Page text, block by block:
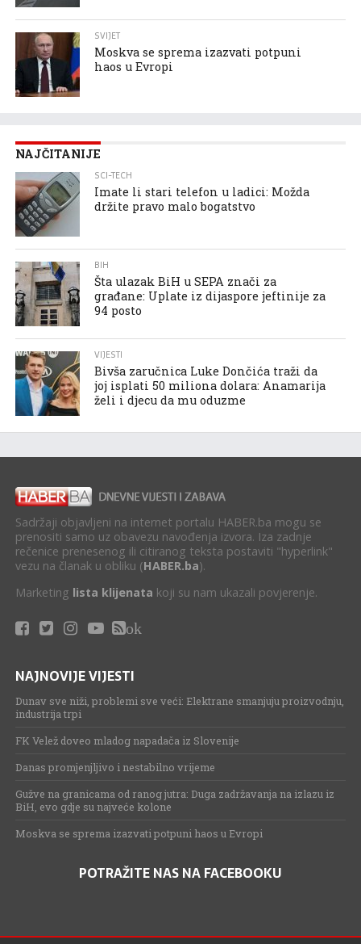
SVIJET
Moskva se sprema izazvati potpuni
haos u Evropi
NAJČITANIJE
SCI-TECH
Imate li stari telefon u ladici: Možda
držite pravo malo bogatstvo
BIH
Šta ulazak BiH u SEPA znači za
građane: Uplate iz dijaspore jeftinije za
94 posto
VIJESTI
Bivša zaručnica Luke Dončića traži da
joj isplati 50 miliona dolara: Anamarija
želi i djecu da mu oduzme
Sadržaji objavljeni na internet portalu HABER.ba mogu se
prenositi samo uz obavezu navođenja izvora. Iza zadnje
rečenice prenesenog ili citiranog teksta postaviti "hyperlink"
vezu na članak u obliku (HABER.ba).
Marketing lista klijenata koji su nam ukazali povjerenje.
ok
NAJNOVIJE VIJESTI
Dunav sve niži, problemi sve veći: Elektrane smanjuju proizvodnju,
industrija trpi
FK Velež doveo mladog napadača iz Slovenije
Danas promjenjljivo i nestabilno vrijeme
Gužve na granicama od ranog jutra: Duga zadržavanja na izlazu iz
BiH, evo gdje su najveće kolone
Moskva se sprema izazvati potpuni haos u Evropi
POTRAŽITE NAS NA FACEBOOKU